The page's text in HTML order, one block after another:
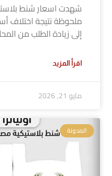
ملحوظة نتيجة اختلاف
إلى زيادة الطلب من
اقرأ المزيد
مايو 21, 2026
المدونة